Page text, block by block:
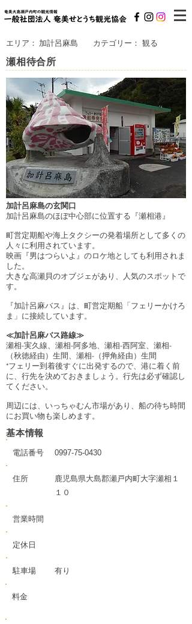
エリア： 加計呂麻島 カテゴリー： 観る
瀬相待合所
加計呂麻島の玄関口
加計呂麻島のほぼ中心部に位置する『瀬相港』
町営定期船や海上タクシーの発着場所として多くの
人々に利用されています。
映画『男はつらいよ』のロケ地としても利用されま
した。
大きな高瀬貝のオブジェがあり、人気のスポットで
す。
『加計呂麻バス』は、町営定期船「フェリーかけろ
ま」に接続しています。
≪加計呂麻バス路線≫
瀬相-実久線、瀬相-阿多地、瀬相-西阿室、瀬相-
（秋徳経由）生間、瀬相-（押角経由）生間
*フェリー到着後すぐに出発するので、港に着く前
に、行先を決めておきましょう。行先は必ず確認し
てください。
周辺には、いっちゃむん市場があり、船の待ち時間
にお買い物も楽しめます。
基本情報
電話番号 0997-75-0430
住所
鹿児島県大島郡瀬戸内町大字瀬相１
１０
営業時間
定休日
駐車場 有り
料金